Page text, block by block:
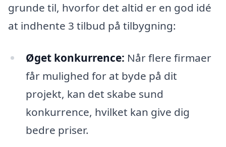
grunde til, hvorfor det altid er en god idé
at indhente 3 tilbud på tilbygning:
Øget konkurrence: Når flere firmaer
får mulighed for at byde på dit
projekt, kan det skabe sund
konkurrence, hvilket kan give dig
bedre priser.